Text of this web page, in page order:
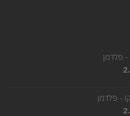
- פלדמן
המחיר
2.50 ₪.
- פלדמן
המחיר